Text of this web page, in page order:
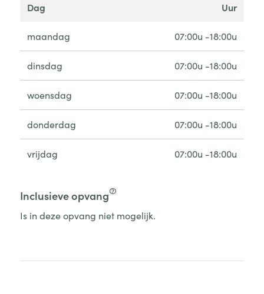
dag uur
maandag 07:00u -18:00u
dinsdag 07:00u -18:00u
woensdag 07:00u -18:00u
donderdag 07:00u -18:00u
vrijdag 07:00u -18:00u
Inclusieve opvang
Is in deze opvang niet mogelijk.